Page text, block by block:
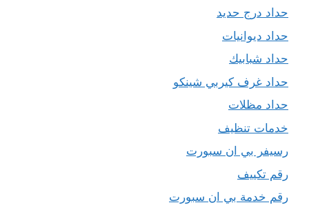
حداد درج حديد
حداد ديوانيات
حداد شبابيك
حداد غرف كيربي شينكو
حداد مظلات
خدمات تنظيف
رسيفر بي ان سبورت
رقم تكييف
رقم خدمة بي ان سبورت